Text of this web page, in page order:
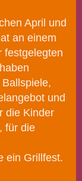
April und
an einem
festgelegten
und
die Kinder
für die
ein Grillfest.